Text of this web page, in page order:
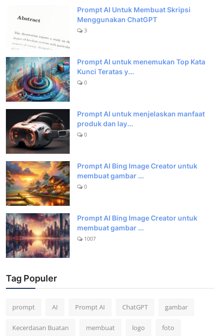
Prompt AI Untuk Membuat Skripsi
Menggunakan ChatGPT
3
Prompt AI untuk menemukan Top Kata
Kunci Teratas y...
0
Prompt AI untuk menjelaskan manfaat
produk dan lay...
0
Prompt AI Bing Image Creator untuk
membuat gambar ...
0
Prompt AI Bing Image Creator untuk
membuat gambar ...
1007
Tag Populer
prompt AI Prompt AI ChatGPT gambar
Kecerdasan Buatan membuat logo foto